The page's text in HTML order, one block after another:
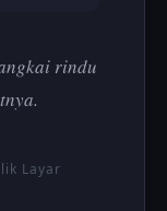
rindu
Layar